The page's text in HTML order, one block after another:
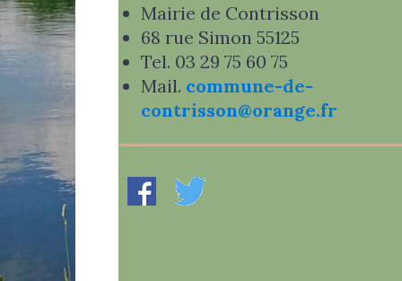
Mairie de Contrisson
68 rue Simon 55125
Tel. 03 29 75 60 75
Mail. commune-de-
contrisson@orange.fr